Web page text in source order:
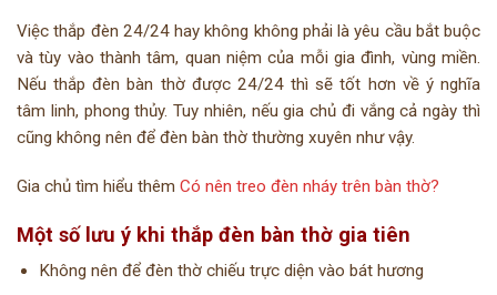
Việc thắp đèn 24/24 hay không không phải là yêu cầu bắt buộc
và tùy vào thành tâm, quan niệm của mỗi gia đình, vùng miền.
Nếu thắp đèn bàn thờ được 24/24 thì sẽ tốt hơn về ý nghĩa
tâm linh, phong thủy. Tuy nhiên, nếu gia chủ đi vắng cả ngày thì
cũng không nên để đèn bàn thờ thường xuyên như vậy.
Gia chủ tìm hiểu thêm Có nên treo đèn nháy trên bàn thờ?
Một số lưu ý khi thắp đèn bàn thờ gia tiên
Không nên để đèn thờ chiếu trực diện vào bát hương